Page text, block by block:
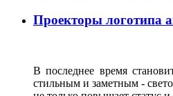
Проекторы логотипа
В последнее время
стильным и заметным -